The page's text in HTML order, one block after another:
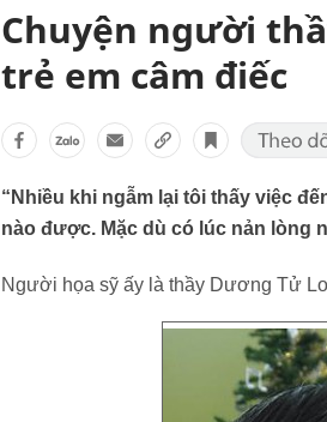
Chuyện người
trẻ em câm điếc
“Nhiều khi ngẫm lại tôi thấy việc
nào được. Mặc dù có lúc nản lòng
Người họa sỹ ấy là thầy Dương Tử